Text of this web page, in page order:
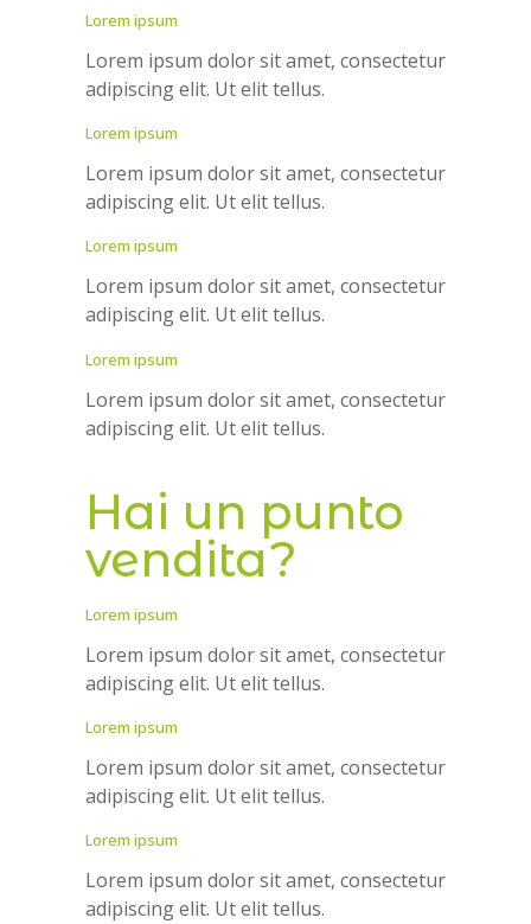
Lorem ipsum
Lorem ipsum dolor sit amet, consectetur
adipiscing elit. Ut elit tellus.
Lorem ipsum
Lorem ipsum dolor sit amet, consectetur
adipiscing elit. Ut elit tellus.
Lorem ipsum
Lorem ipsum dolor sit amet, consectetur
adipiscing elit. Ut elit tellus.
Lorem ipsum
Lorem ipsum dolor sit amet, consectetur
adipiscing elit. Ut elit tellus.
Hai un punto
vendita?
Lorem ipsum
Lorem ipsum dolor sit amet, consectetur
adipiscing elit. Ut elit tellus.
Lorem ipsum
Lorem ipsum dolor sit amet, consectetur
adipiscing elit. Ut elit tellus.
Lorem ipsum
Lorem ipsum dolor sit amet, consectetur
adipiscing elit. Ut elit tellus.